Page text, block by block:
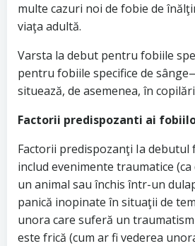
multe cazuri noi de fobie de
viaţa adultă.
Varsta la debut pentru fobiile
pentru fobiile specifice de
situează, de asemenea, în
Factorii predispozanti ai
Factorii predispozanţi Ia debutul
includ evenimente traumatice (ca
un animal sau închis într-un
panică inopinate în situaţii de
unora care suferă un
este frică (cum ar fi vederea